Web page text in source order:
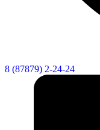
8 (87879) 2-24-24